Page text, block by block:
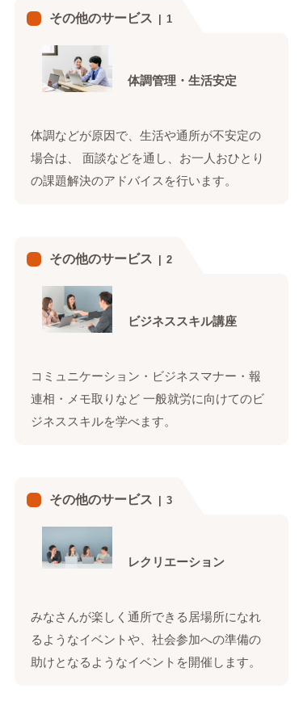
その他のサービス 1
体調管理・生活安定
体調などが原因で、生活や通所が不安定の
場合は、 面談などを通し、お一人おひとり
の課題解決のアドバイスを行います。
その他のサービス 2
ビジネススキル講座
コミュニケーション・ビジネスマナー・報
連相・メモ取りなど 一般就労に向けてのビ
ジネススキルを学べます。
その他のサービス 3
レクリエーション
みなさんが楽しく通所できる居場所になれ
るようなイベントや、社会参加への準備の
助けとなるようなイベントを開催します。